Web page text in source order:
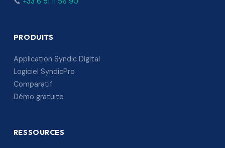
PRODUITS
Application Syndic Digital
Logiciel SyndicPro
Comparatif
Démo gratuite
RESSOURCES